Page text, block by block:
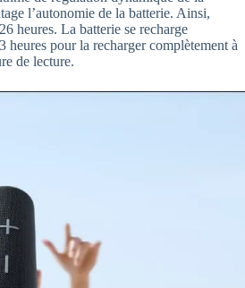
l’autonomie de la batterie. Ainsi,
heures. La batterie se recharge
pour la recharger complètement à
de lecture.